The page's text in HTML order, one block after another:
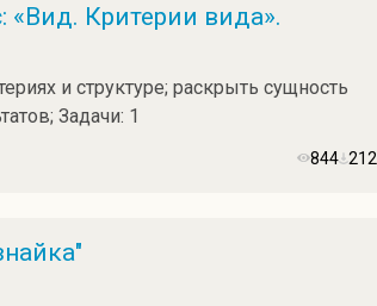
«Вид. Критерии вида».
и структуре; раскрыть сущность
Задачи: 1
844 212